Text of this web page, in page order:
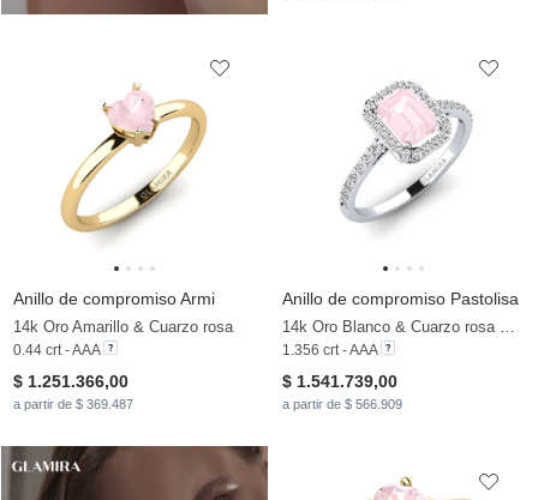
Anillo de compromiso Armi
14k Oro Amarillo & Cuarzo rosa
0.44 crt - AAA
$ 1.251.366,00
a partir de $ 369.487
Anillo de compromiso Pastolisa
14k Oro Blanco & Cuarzo rosa & Moissanita
1.356 crt - AAA
$ 1.541.739,00
a partir de $ 566.909